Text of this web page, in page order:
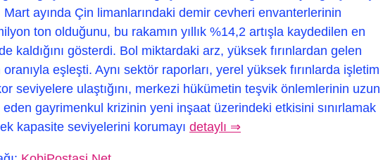
ayında Çin limanlarındaki demir cevheri envanterlerinin
ton olduğunu, bu rakamın yıllık %14,2 artışla kaydedilen en
kaldığını gösterdi. Bol miktardaki arz, yüksek fırınlardan gelen
eşleşti. Aynı sektör raporları, yerel yüksek fırınlarda işletim
seviyelere ulaştığını, merkezi hükümetin teşvik önlemlerinin uzun
gayrimenkul krizinin yeni inşaat üzerindeki etkisini sınırlamak
kapasite seviyelerini korumayı detaylı ⇒